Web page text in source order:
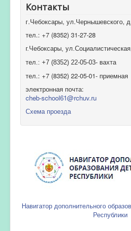
Контакты
г.Чебоксары, ул.Чернышевского,
тел.: +7 (8352) 31-27-28
г.Чебоксары,
тел.: +7 (8352) 22-05-03- вахта
тел.: +7 (8352) 22-05-01- приемная
электронная почта:
cheb-school61@rchuv.ru
Схема проезда
Навигатор дополнительного
Республики